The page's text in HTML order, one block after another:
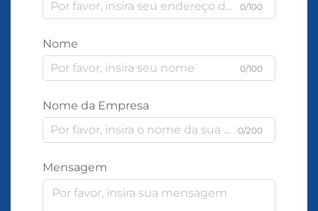
0/100
Nome
0/100
Nome da Empresa
0/200
Mensagem